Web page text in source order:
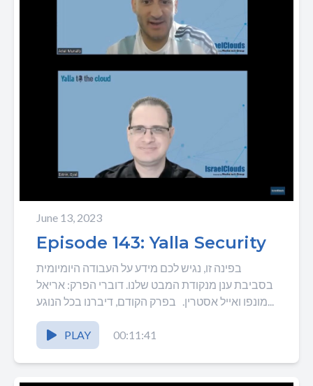
June 13, 2023
Episode 143: Yalla Security
בפינה זו, נגיש לכם מידע על העבודה היומיומית
בסביבת ענן מנקודת המבט שלנו. דוברי הפרק: אריאל
מונפו ואייל אסטרין. בפרק הקודם, דיברנו בכל הנוגע...
PLAY 00:11:41